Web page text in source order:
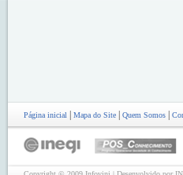
Página inicial Mapa do Site Quem Somos